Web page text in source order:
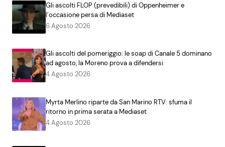
Gli ascolti FLOP (prevedibili) di Oppenheimer e
l’occasione persa di Mediaset
6 Agosto 2026
Gli ascolti del pomeriggio: le soap di Canale 5 dominano
ad agosto, la Moreno prova a difendersi
4 Agosto 2026
Myrta Merlino riparte da San Marino RTV: sfuma il
ritorno in prima serata a Mediaset
4 Agosto 2026